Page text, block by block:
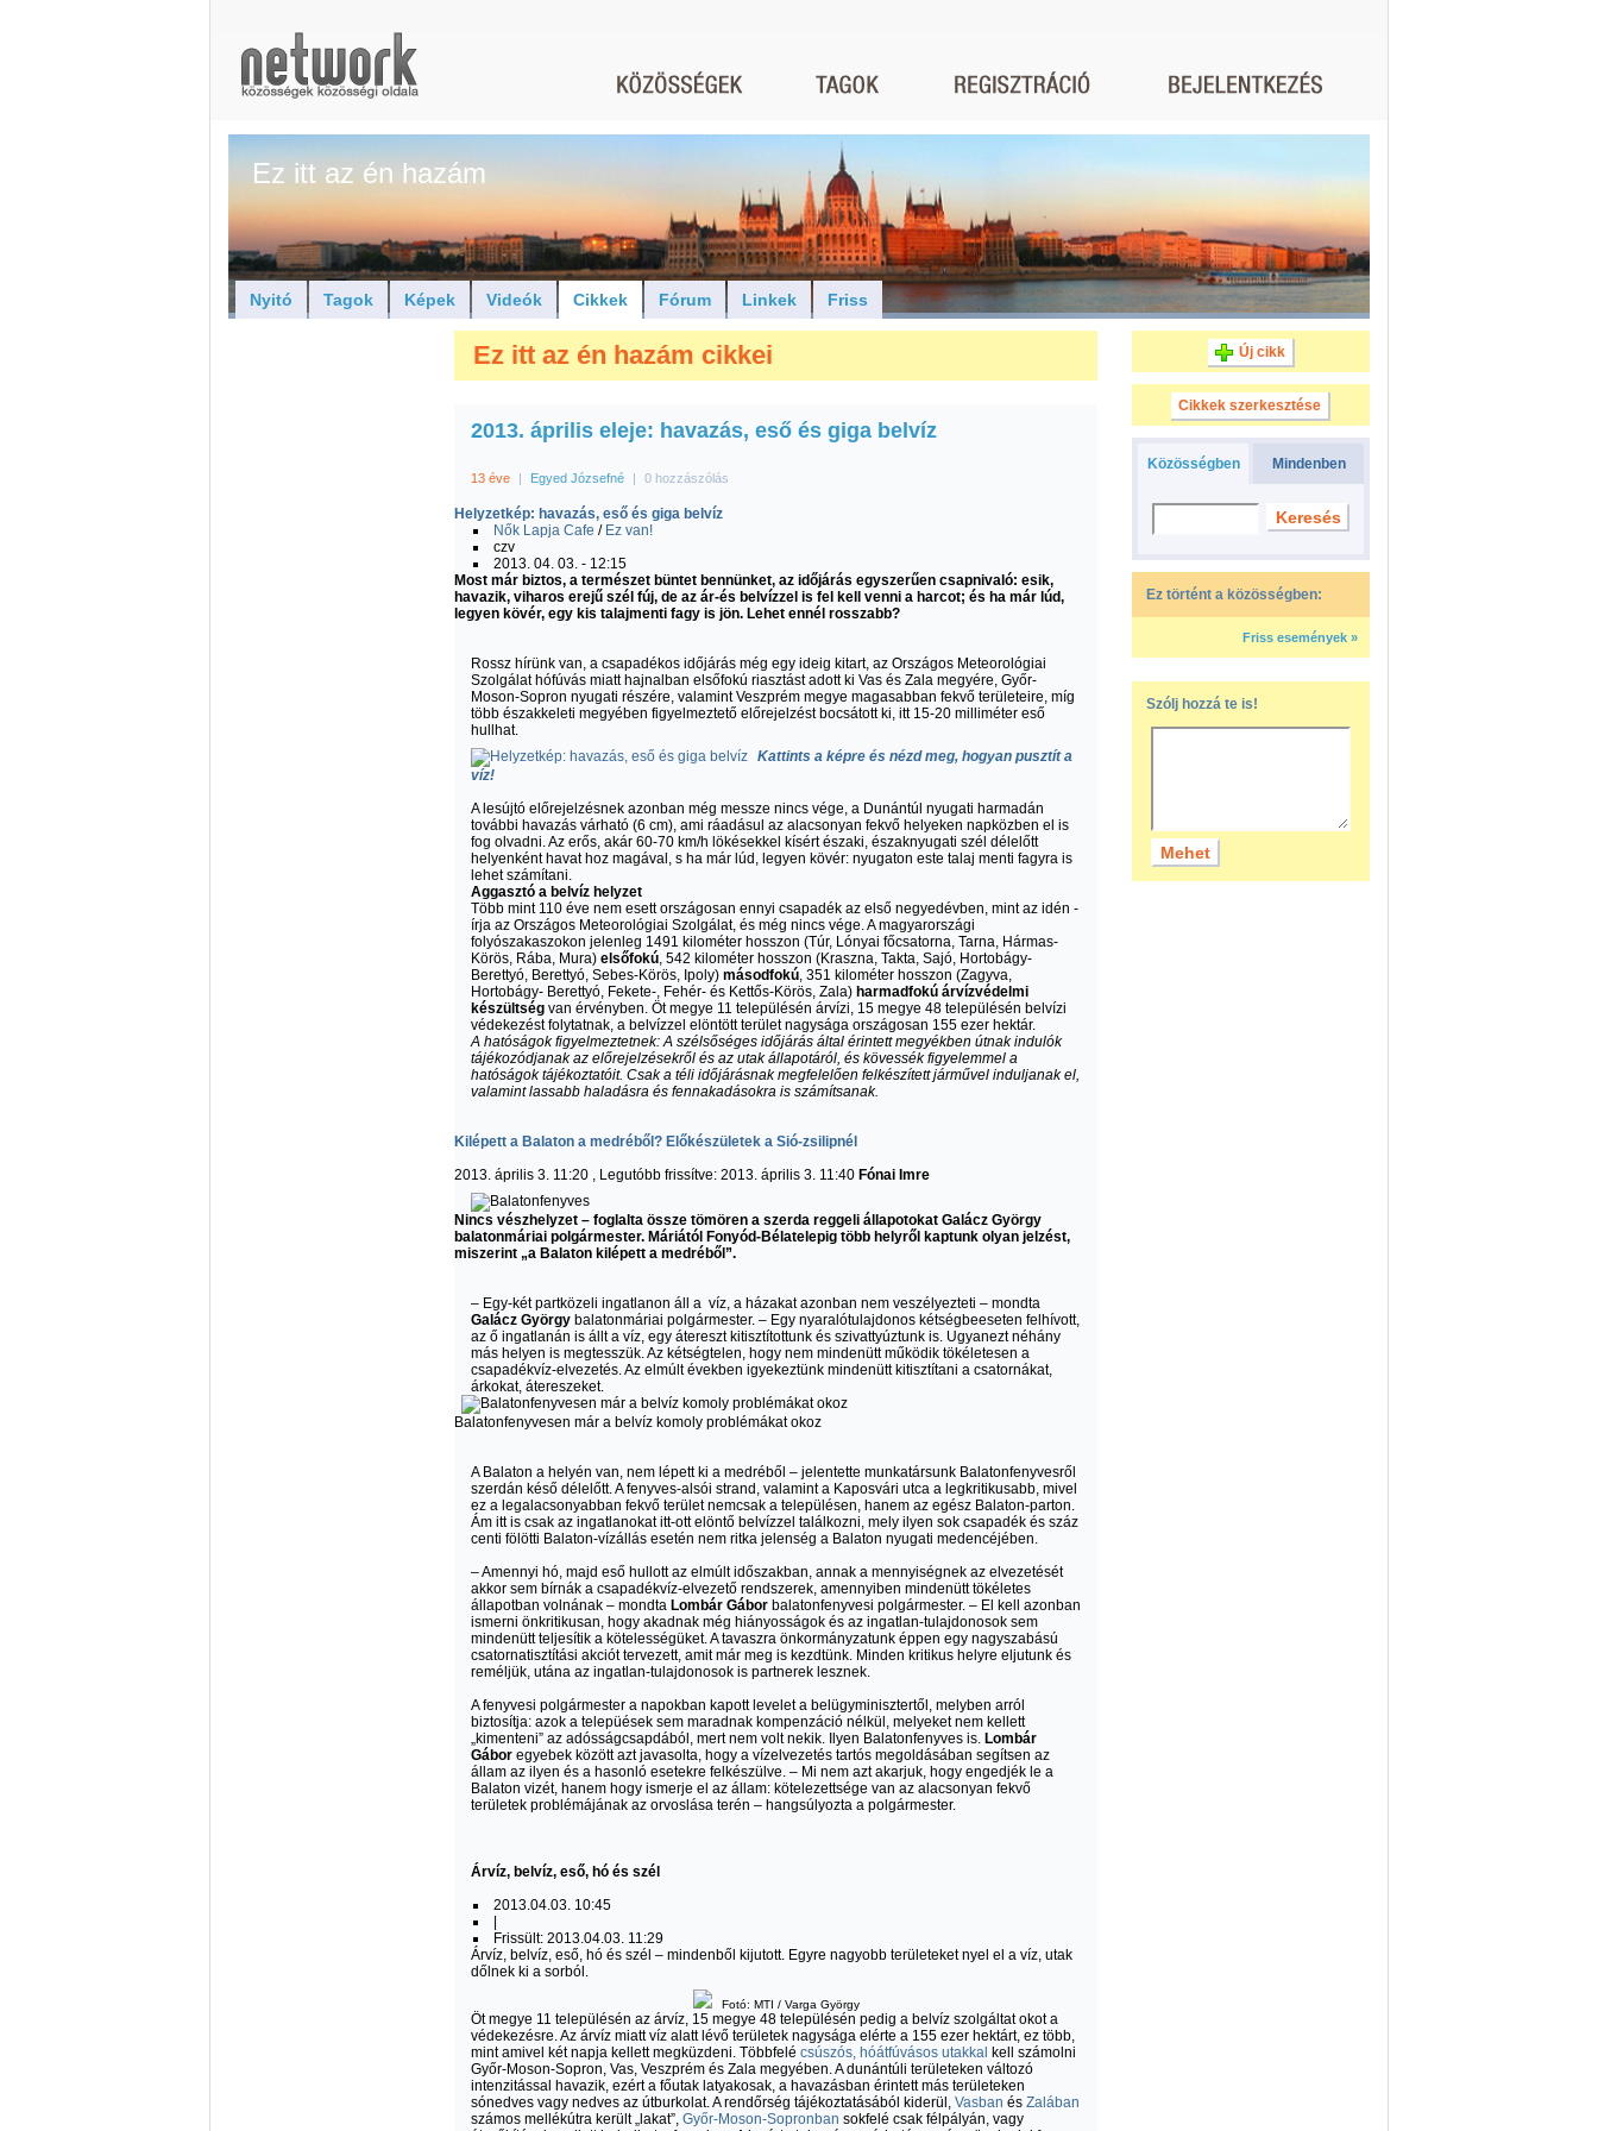
Ez itt az én hazám
Nyitó Tagok Képek Videók Cikkek Fórum Linkek Friss
Ez itt az én hazám cikkei
2013. április eleje: havazás, eső és giga belvíz
13 éve | Egyed Józsefné | 0 hozzászólás
Helyzetkép: havazás, eső és giga belvíz
Nők Lapja Cafe / Ez van!
czv
2013. 04. 03. - 12:15
Most már biztos, a természet büntet bennünket, az időjárás egyszerűen csapnivaló: esik,
havazik, viharos erejű szél fúj, de az ár-és belvízzel is fel kell venni a harcot; és ha már lúd,
legyen kövér, egy kis talajmenti fagy is jön. Lehet ennél rosszabb?
Rossz hírünk van, a csapadékos időjárás még egy ideig kitart, az Országos Meteorológiai
Szolgálat hófúvás miatt hajnalban elsőfokú riasztást adott ki Vas és Zala megyére, Győr-
Moson-Sopron nyugati részére, valamint Veszprém megye magasabban fekvő területeire, míg
több északkeleti megyében figyelmeztető előrejelzést bocsátott ki, itt 15-20 milliméter eső
hullhat.
Kattints a képre és nézd meg, hogyan pusztít a
víz!
A lesújtó előrejelzésnek azonban még messze nincs vége, a Dunántúl nyugati harmadán
további havazás várható (6 cm), ami ráadásul az alacsonyan fekvő helyeken napközben el is
fog olvadni. Az erős, akár 60-70 km/h lökésekkel kísért északi, északnyugati szél délelőtt
helyenként havat hoz magával, s ha már lúd, legyen kövér: nyugaton este talaj menti fagyra is
lehet számítani.
Aggasztó a belvíz helyzet
Több mint 110 éve nem esett országosan ennyi csapadék az első negyedévben, mint az idén -
írja az Országos Meteorológiai Szolgálat, és még nincs vége. A magyarországi
folyószakaszokon jelenleg 1491 kilométer hosszon (Túr, Lónyai főcsatorna, Tarna, Hármas-
Körös, Rába, Mura) elsőfokú, 542 kilométer hosszon (Kraszna, Takta, Sajó, Hortobágy-
Berettyó, Berettyó, Sebes-Körös, Ipoly) másodfokú, 351 kilométer hosszon (Zagyva,
Hortobágy- Berettyó, Fekete-, Fehér- és Kettős-Körös, Zala) harmadfokú árvízvédelmi
készültség van érvényben. Öt megye 11 településén árvízi, 15 megye 48 településén belvízi
védekezést folytatnak, a belvízzel elöntött terület nagysága országosan 155 ezer hektár.
A hatóságok figyelmeztetnek: A szélsőséges időjárás által érintett megyékben útnak indulók
tájékozódjanak az előrejelzésekről és az utak állapotáról, és kövessék figyelemmel a
hatóságok tájékoztatóit. Csak a téli időjárásnak megfelelően felkészített járművel induljanak el,
valamint lassabb haladásra és fennakadásokra is számítsanak.
Kilépett a Balaton a medréből? Előkészületek a Sió-zsilipnél
2013. április 3. 11:20 , Legutóbb frissítve: 2013. április 3. 11:40 Fónai Imre
Nincs vészhelyzet – foglalta össze tömören a szerda reggeli állapotokat Galácz György
balatonmáriai polgármester. Máriától Fonyód-Bélatelepig több helyről kaptunk olyan jelzést,
miszerint „a Balaton kilépett a medréből”.
– Egy-két partközeli ingatlanon áll a víz, a házakat azonban nem veszélyezteti – mondta
Galácz György balatonmáriai polgármester. – Egy nyaralótulajdonos kétségbeeseten felhívott,
az ő ingatlanán is állt a víz, egy átereszt kitisztítottunk és szivattyúztunk is. Ugyanezt néhány
más helyen is megtesszük. Az kétségtelen, hogy nem mindenütt működik tökéletesen a
csapadékvíz-elvezetés. Az elmúlt években igyekeztünk mindenütt kitisztítani a csatornákat,
árkokat, átereszeket.
Balatonfenyvesen már a belvíz komoly problémákat okoz
A Balaton a helyén van, nem lépett ki a medréből – jelentette munkatársunk Balatonfenyvesről
szerdán késő délelőtt. A fenyves-alsói strand, valamint a Kaposvári utca a legkritikusabb, mivel
ez a legalacsonyabban fekvő terület nemcsak a településen, hanem az egész Balaton-parton.
Ám itt is csak az ingatlanokat itt-ott elöntő belvízzel találkozni, mely ilyen sok csapadék és száz
centi fölötti Balaton-vízállás esetén nem ritka jelenség a Balaton nyugati medencéjében.
– Amennyi hó, majd eső hullott az elmúlt időszakban, annak a mennyiségnek az elvezetését
akkor sem bírnák a csapadékvíz-elvezető rendszerek, amennyiben mindenütt tökéletes
állapotban volnának – mondta Lombár Gábor balatonfenyvesi polgármester. – El kell azonban
ismerni önkritikusan, hogy akadnak még hiányosságok és az ingatlan-tulajdonosok sem
mindenütt teljesítik a kötelességüket. A tavaszra önkormányzatunk éppen egy nagyszabású
csatornatisztítási akciót tervezett, amit már meg is kezdtünk. Minden kritikus helyre eljutunk és
reméljük, utána az ingatlan-tulajdonosok is partnerek lesznek.
A fenyvesi polgármester a napokban kapott levelet a belügyminisztertől, melyben arról
biztosítja: azok a telepüések sem maradnak kompenzáció nélkül, melyeket nem kellett
„kimenteni” az adósságcsapdából, mert nem volt nekik. Ilyen Balatonfenyves is. Lombár
Gábor egyebek között azt javasolta, hogy a vízelvezetés tartós megoldásában segítsen az
állam az ilyen és a hasonló esetekre felkészülve. – Mi nem azt akarjuk, hogy engedjék le a
Balaton vizét, hanem hogy ismerje el az állam: kötelezettsége van az alacsonyan fekvő
területek problémájának az orvoslása terén – hangsúlyozta a polgármester.
Árvíz, belvíz, eső, hó és szél
2013.04.03. 10:45
Frissült: 2013.04.03. 11:29
Árvíz, belvíz, eső, hó és szél – mindenből kijutott. Egyre nagyobb területeket nyel el a víz, utak
dőlnek ki a sorból.
Fotó: MTI / Varga György
Öt megye 11 településén az árvíz, 15 megye 48 településén pedig a belvíz szolgáltat okot a
védekezésre. Az árvíz miatt víz alatt lévő területek nagysága elérte a 155 ezer hektárt, ez több,
mint amivel két napja kellett megküzdeni. Többfelé csúszós, hóátfúvásos utakkal kell számolni
Győr-Moson-Sopron, Vas, Veszprém és Zala megyében. A dunántúli területeken változó
intenzitással havazik, ezért a főutak latyakosak, a havazásban érintett más területeken
sónedves vagy nedves az útburkolat. A rendőrség tájékoztatásából kiderül, Vasban és Zalában
számos mellékútra került „lakat”, Győr-Moson-Sopronban sokfelé csak félpályán, vagy
Új cikk
Cikkek szerkesztése
Közösségben Mindenben
Ez történt a közösségben:
Friss események »
Szólj hozzá te is!